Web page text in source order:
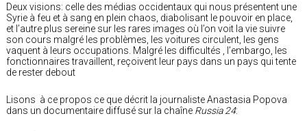
Deux visions: celle des médias occidentaux qui nous présentent une
Syrie à feu et à sang en plein chaos, diabolisant le pouvoir en place,
et l’autre plus sereine sur les rares images où l’on voit la vie suivre
son cours malgré les problèmes, les voitures circulent, les gens
vaquent à leurs occupations. Malgré les difficultés , l’embargo, les
fonctionnaires travaillent, reçoivent leur pays dans un pays qui tente
de rester debout
Lisons à ce propos ce que décrit la journaliste Anastasia Popova
dans un documentaire diffusé sur la chaîne Russia 24: